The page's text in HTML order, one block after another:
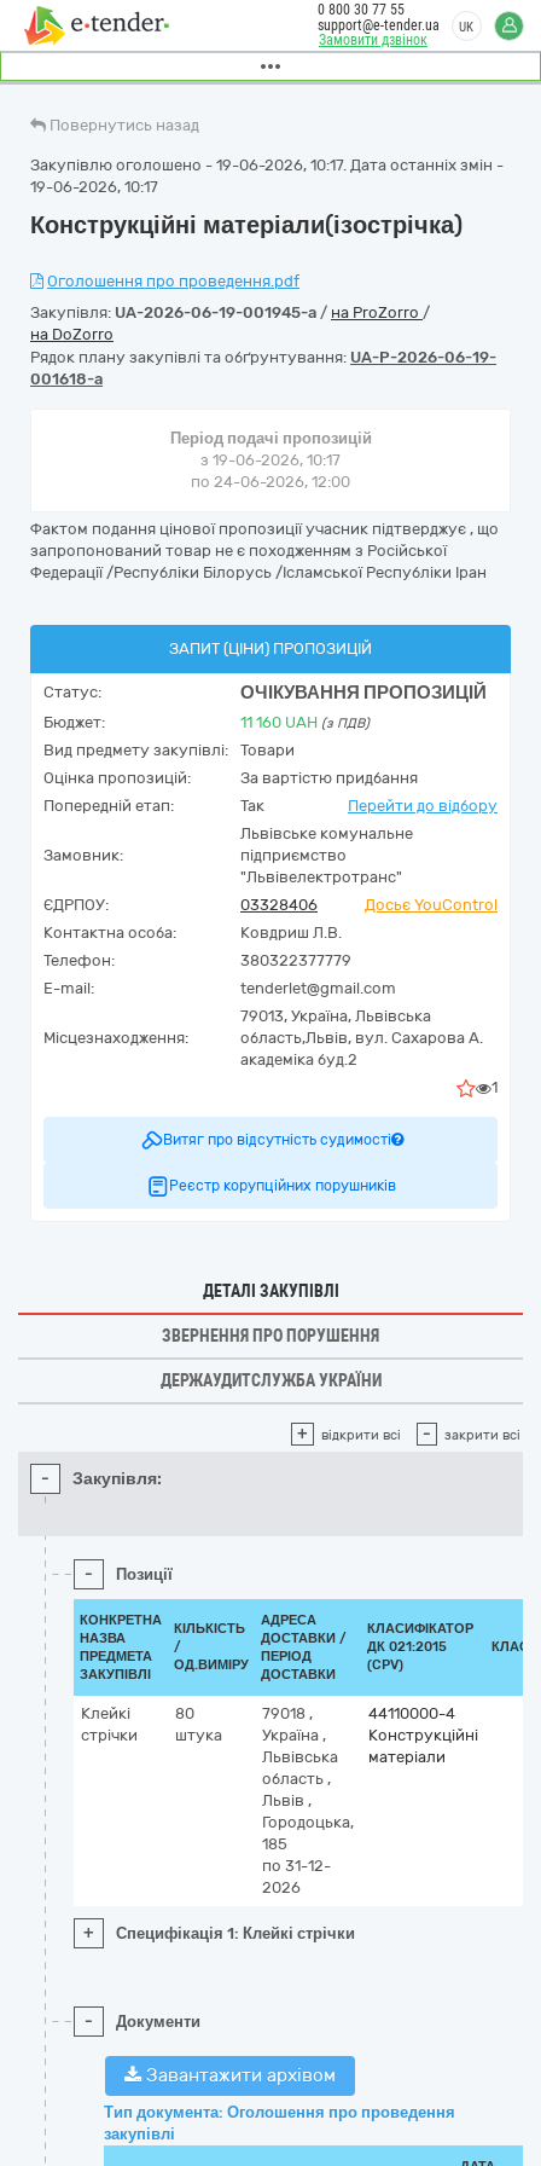
Замовити дзвінок
0 800 30 77 55
support@e-tender.ua
UK
Повернутись назад
Закупівлю оголошено - 19-06-2026, 10:17. Дата останніх змін -
19-06-2026, 10:17
Конструкційні матеріали(ізострічка)
Оголошення про проведення.pdf
Закупівля: UA-2026-06-19-001945-a / на ProZorro /
на DoZorro
Рядок плану закупівлі та обґрунтування: UA-P-2026-06-19-
001618-a
Період подачі пропозицій
з 19-06-2026, 10:17
по 24-06-2026, 12:00
Фактом подання цінової пропозиції учасник підтверджує , що
запропонований товар не є походженням з Російської
Федерації /Республіки Білорусь /Ісламської Республіки Іран
ЗАПИТ (ЦІНИ) ПРОПОЗИЦІЙ
Статус: ОЧІКУВАННЯ ПРОПОЗИЦІЙ
Бюджет: 11 160 UAH (з ПДВ)
Вид предмету закупівлі:
Товари
Оцінка пропозицій:
За вартістю придбання
Попередній етап:
Так Перейти до відбору
Замовник:
Львівське комунальне
підприємство
"Львівелектротранс"
ЄДРПОУ:
03328406
Досьє YouControl
Контактна особа:
Ковдриш Л.В.
Телефон:
380322377779
E-mail:
tenderlet@gmail.com
Місцезнаходження:
79013, Україна, Львівська
область,Львів, вул. Сахарова А.
академіка буд.2
1
Витяг про відсутність судимості
Реєстр корупційних порушників
ДЕТАЛІ ЗАКУПІВЛІ
ЗВЕРНЕННЯ ПРО ПОРУШЕННЯ
ДЕРЖАУДИТСЛУЖБА УКРАЇНИ
+ відкрити всі - закрити всі
- Закупівля:
- Позиції
КОНКРЕТНА
НАЗВА
ПРЕДМЕТА
ЗАКУПІВЛІ
КІЛЬКІСТЬ
/
ОД.ВИМІРУ
АДРЕСА
ДОСТАВКИ /
ПЕРІОД
ДОСТАВКИ
КЛАСИФІКАТОР
ДК 021:2015
(CPV)
Клейкі
стрічки
80
штука
79018 ,
Україна ,
Львівська
область ,
Львів ,
Городоцька,
185
по 31-12-
2026
44110000-4
Конструкційні
матеріали
+ Специфікація 1: Клейкі стрічки
- Документи
Завантажити архівом
Тип документа: Оголошення про проведення
закупівлі